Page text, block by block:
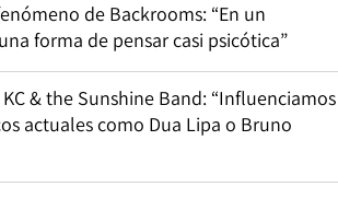
de Backrooms: “En un
forma de pensar casi psicótica”
& the Sunshine Band: “Influenciamos
actuales como Dua Lipa o Bruno